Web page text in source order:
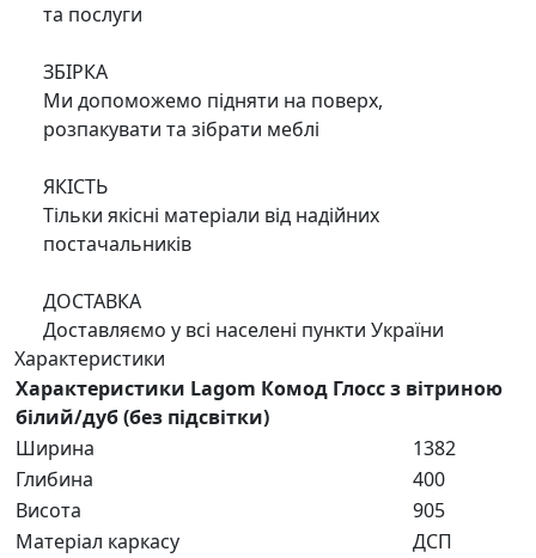
та послуги
ЗБІРКА
Ми допоможемо підняти на поверх,
розпакувати та зібрати меблі
ЯКІСТЬ
Тільки якісні матеріали від надійних
постачальників
ДОСТАВКА
Доставляємо у всі населені пункти України
Характеристики
Характеристики Lagom Комод Глосс з вітриною
білий/дуб (без підсвітки)
Ширина
1382
Глибина
400
Висота
905
Матеріал каркасу
ДСП